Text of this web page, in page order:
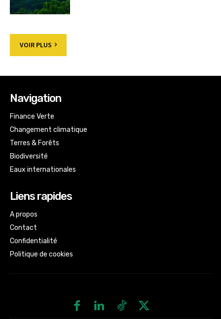
VOIR PLUS
Navigation
Finance Verte
Changement climatique
Terres & Forêts
Biodiversité
Eaux internationales
Liens rapides
A propos
Contact
Confidentialité
Politique de cookies